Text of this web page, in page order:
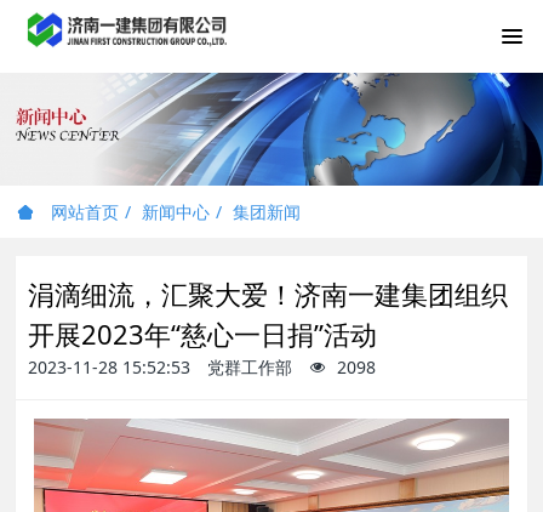
网站首页 新闻中心 集团新闻
涓滴细流，汇聚大爱！济南一建集团组织
开展2023年“慈心一日捐”活动
2023-11-28 15:52:53 党群工作部 2098